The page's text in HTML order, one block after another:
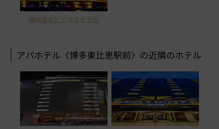
福岡県のビジネスホテル
アパホテル〈博多東比恵駅前〉の近隣のホテル